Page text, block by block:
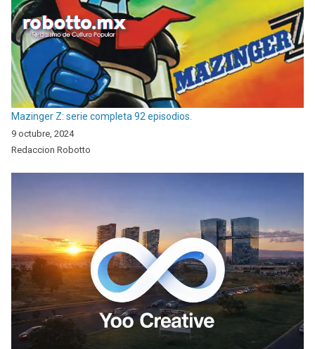
Mazinger Z: serie completa 92 episodios.
9 octubre, 2024
Redaccion Robotto